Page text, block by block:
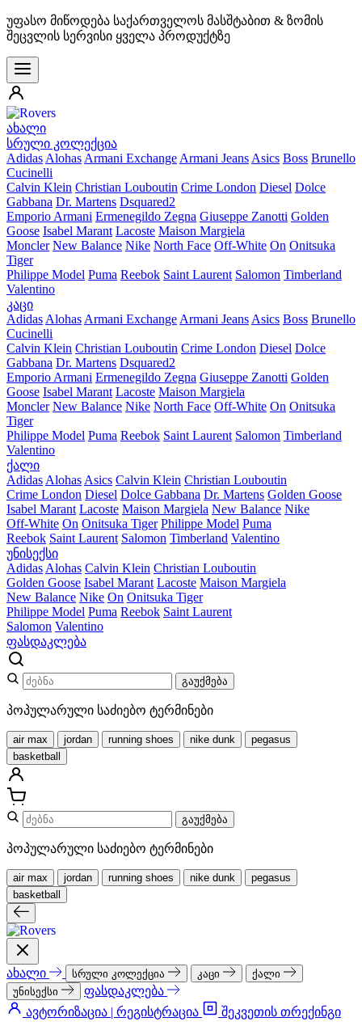
უფასო მიწოდება საქართველოს მასშტაბით & ზომის
შეცვლის სერვისი ყველა პროდუქტზე
ახალი
სრული კოლექცია
Adidas Alohas Armani Exchange Armani Jeans Asics Boss Brunello
Cucinelli
Calvin Klein Christian Louboutin Crime London Diesel Dolce
Gabbana Dr. Martens Dsquared2
Emporio Armani Ermenegildo Zegna Giuseppe Zanotti Golden
Goose Isabel Marant Lacoste Maison Margiela
Moncler New Balance Nike North Face Off-White On Onitsuka
Tiger
Philippe Model Puma Reebok Saint Laurent Salomon Timberland
Valentino
კაცი
Adidas Alohas Armani Exchange Armani Jeans Asics Boss Brunello
Cucinelli
Calvin Klein Christian Louboutin Crime London Diesel Dolce
Gabbana Dr. Martens Dsquared2
Emporio Armani Ermenegildo Zegna Giuseppe Zanotti Golden
Goose Isabel Marant Lacoste Maison Margiela
Moncler New Balance Nike North Face Off-White On Onitsuka
Tiger
Philippe Model Puma Reebok Saint Laurent Salomon Timberland
Valentino
ქალი
Adidas Alohas Asics Calvin Klein Christian Louboutin
Crime London Diesel Dolce Gabbana Dr. Martens Golden Goose
Isabel Marant Lacoste Maison Margiela New Balance Nike
Off-White On Onitsuka Tiger Philippe Model Puma
Reebok Saint Laurent Salomon Timberland Valentino
უნისექსი
Adidas Alohas Calvin Klein Christian Louboutin
Golden Goose Isabel Marant Lacoste Maison Margiela
New Balance Nike On Onitsuka Tiger
Philippe Model Puma Reebok Saint Laurent
Salomon Valentino
ფასდაკლება
გაუქმება
პოპულარული საძიებო ტერმინები
air max jordan running shoes nike dunk
pegasus
basketball
გაუქმება
პოპულარული საძიებო ტერმინები
air max jordan running shoes nike dunk
pegasus
basketball
ახალი სრული კოლექცია კაცი
ქალი
უნისექსი
ფასდაკლება
ავტორიზაცია | რეგისტრაცია
შეკვეთის თრექინგი